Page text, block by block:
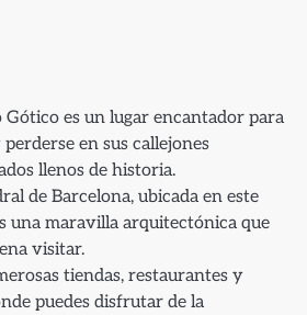
Gótico es un lugar encantador para
perderse en sus callejones
llenos de historia.
de Barcelona, ubicada en este
una maravilla arquitectónica que
visitar.
tiendas, restaurantes y
puedes disfrutar de la